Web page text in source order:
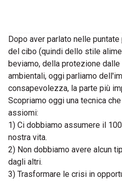
Dopo aver parlato nelle
del cibo (quindi dello stile
beviamo, della protezione
ambientali, oggi parliamo
consapevolezza, la parte più
Scopriamo oggi una tecnica
assiomi:
1) Ci dobbiamo assumere il
nostra vita.
2) Non dobbiamo avere alcun
dagli altri.
3) Trasformare le crisi in